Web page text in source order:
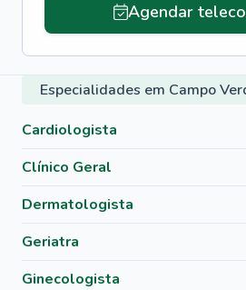
Agendar
Especialidades em Campo
Cardiologista
Clínico Geral
Dermatologista
Geriatra
Ginecologista